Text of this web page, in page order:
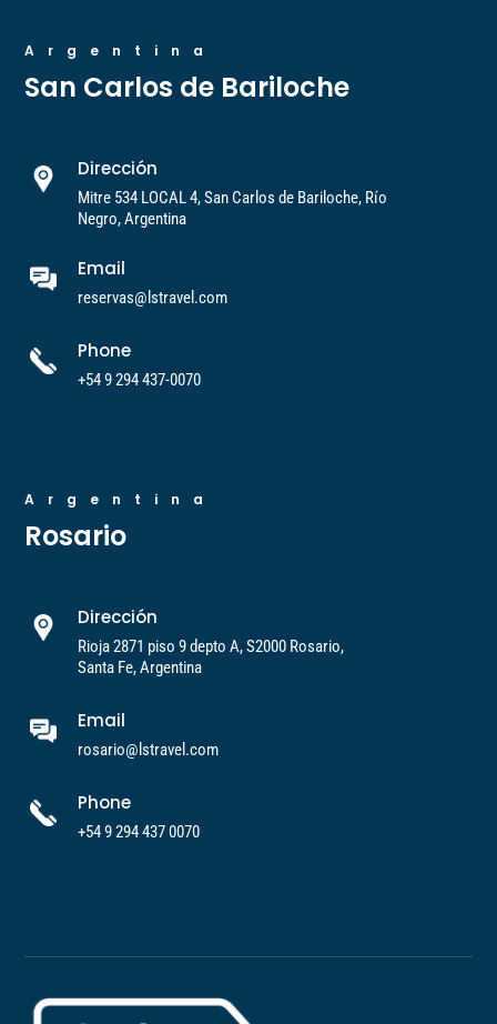
Argentina
San Carlos de Bariloche
Dirección
Mitre 534 LOCAL 4, San Carlos de Bariloche, Río
Negro, Argentina
Email
reservas@lstravel.com
Phone
+54 9 294 437-0070
Argentina
Rosario
Dirección
Rioja 2871 piso 9 depto A, S2000 Rosario,
Santa Fe, Argentina
Email
rosario@lstravel.com
Phone
+54 9 294 437 0070